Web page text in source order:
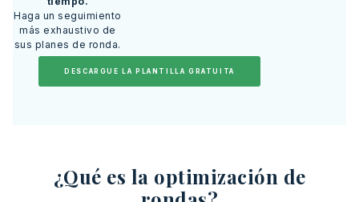
Haga un seguimiento
más exhaustivo de
sus planes de ronda.
DESCARGUE LA PLANTILLA GRATUITA
¿Qué es la optimización de